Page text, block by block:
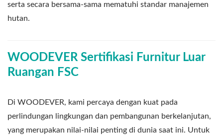
serta secara bersama-sama mematuhi standar manajemen
hutan.
WOODEVER Sertifikasi Furnitur Luar
Ruangan FSC
Di WOODEVER, kami percaya dengan kuat pada
perlindungan lingkungan dan pembangunan berkelanjutan,
yang merupakan nilai-nilai penting di dunia saat ini. Untuk